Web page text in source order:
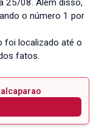
25/08. Além disso,
o número 1 por
foi localizado até o
fatos.